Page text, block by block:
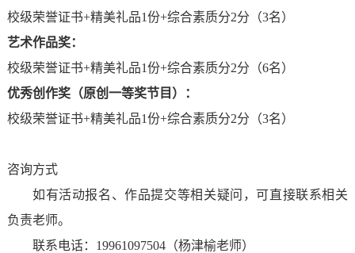
制
造
校级荣誉证书+精美礼品1份+综合素质分2分（3名）
艺术作品奖：
校级荣誉证书+精美礼品1份+综合素质分2分（6名）
优秀创作奖（原创一等奖节目）：
校级荣誉证书+精美礼品1份+综合素质分2分（3名）
咨询方式
如有活动报名、作品提交等相关疑问，可直接联系相关
负责老师。
联系电话：19961097504（杨津榆老师）